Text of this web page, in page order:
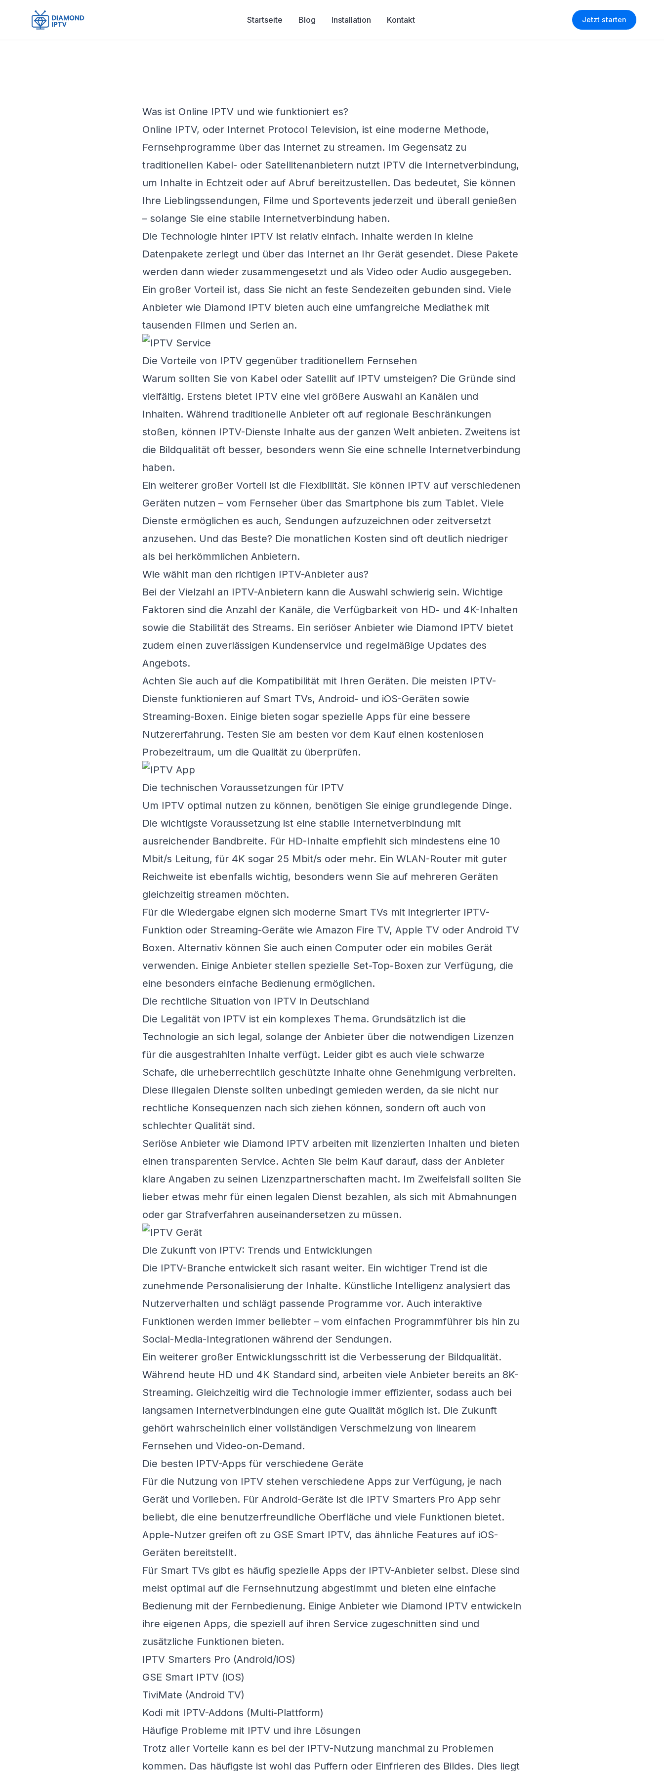
Startseite Blog Installation Kontakt Jetzt starten
Was ist Online IPTV und wie funktioniert es?
Online IPTV, oder Internet Protocol Television, ist eine moderne Methode,
Fernsehprogramme über das Internet zu streamen. Im Gegensatz zu
traditionellen Kabel- oder Satellitenanbietern nutzt IPTV die Internetverbindung,
um Inhalte in Echtzeit oder auf Abruf bereitzustellen. Das bedeutet, Sie können
Ihre Lieblingssendungen, Filme und Sportevents jederzeit und überall genießen
– solange Sie eine stabile Internetverbindung haben.
Die Technologie hinter IPTV ist relativ einfach. Inhalte werden in kleine
Datenpakete zerlegt und über das Internet an Ihr Gerät gesendet. Diese Pakete
werden dann wieder zusammengesetzt und als Video oder Audio ausgegeben.
Ein großer Vorteil ist, dass Sie nicht an feste Sendezeiten gebunden sind. Viele
Anbieter wie Diamond IPTV bieten auch eine umfangreiche Mediathek mit
tausenden Filmen und Serien an.
Die Vorteile von IPTV gegenüber traditionellem Fernsehen
Warum sollten Sie von Kabel oder Satellit auf IPTV umsteigen? Die Gründe sind
vielfältig. Erstens bietet IPTV eine viel größere Auswahl an Kanälen und
Inhalten. Während traditionelle Anbieter oft auf regionale Beschränkungen
stoßen, können IPTV-Dienste Inhalte aus der ganzen Welt anbieten. Zweitens ist
die Bildqualität oft besser, besonders wenn Sie eine schnelle Internetverbindung
haben.
Ein weiterer großer Vorteil ist die Flexibilität. Sie können IPTV auf verschiedenen
Geräten nutzen – vom Fernseher über das Smartphone bis zum Tablet. Viele
Dienste ermöglichen es auch, Sendungen aufzuzeichnen oder zeitversetzt
anzusehen. Und das Beste? Die monatlichen Kosten sind oft deutlich niedriger
als bei herkömmlichen Anbietern.
Wie wählt man den richtigen IPTV-Anbieter aus?
Bei der Vielzahl an IPTV-Anbietern kann die Auswahl schwierig sein. Wichtige
Faktoren sind die Anzahl der Kanäle, die Verfügbarkeit von HD- und 4K-Inhalten
sowie die Stabilität des Streams. Ein seriöser Anbieter wie Diamond IPTV bietet
zudem einen zuverlässigen Kundenservice und regelmäßige Updates des
Angebots.
Achten Sie auch auf die Kompatibilität mit Ihren Geräten. Die meisten IPTV-
Dienste funktionieren auf Smart TVs, Android- und iOS-Geräten sowie
Streaming-Boxen. Einige bieten sogar spezielle Apps für eine bessere
Nutzererfahrung. Testen Sie am besten vor dem Kauf einen kostenlosen
Probezeitraum, um die Qualität zu überprüfen.
Die technischen Voraussetzungen für IPTV
Um IPTV optimal nutzen zu können, benötigen Sie einige grundlegende Dinge.
Die wichtigste Voraussetzung ist eine stabile Internetverbindung mit
ausreichender Bandbreite. Für HD-Inhalte empfiehlt sich mindestens eine 10
Mbit/s Leitung, für 4K sogar 25 Mbit/s oder mehr. Ein WLAN-Router mit guter
Reichweite ist ebenfalls wichtig, besonders wenn Sie auf mehreren Geräten
gleichzeitig streamen möchten.
Für die Wiedergabe eignen sich moderne Smart TVs mit integrierter IPTV-
Funktion oder Streaming-Geräte wie Amazon Fire TV, Apple TV oder Android TV
Boxen. Alternativ können Sie auch einen Computer oder ein mobiles Gerät
verwenden. Einige Anbieter stellen spezielle Set-Top-Boxen zur Verfügung, die
eine besonders einfache Bedienung ermöglichen.
Die rechtliche Situation von IPTV in Deutschland
Die Legalität von IPTV ist ein komplexes Thema. Grundsätzlich ist die
Technologie an sich legal, solange der Anbieter über die notwendigen Lizenzen
für die ausgestrahlten Inhalte verfügt. Leider gibt es auch viele schwarze
Schafe, die urheberrechtlich geschützte Inhalte ohne Genehmigung verbreiten.
Diese illegalen Dienste sollten unbedingt gemieden werden, da sie nicht nur
rechtliche Konsequenzen nach sich ziehen können, sondern oft auch von
schlechter Qualität sind.
Seriöse Anbieter wie Diamond IPTV arbeiten mit lizenzierten Inhalten und bieten
einen transparenten Service. Achten Sie beim Kauf darauf, dass der Anbieter
klare Angaben zu seinen Lizenzpartnerschaften macht. Im Zweifelsfall sollten Sie
lieber etwas mehr für einen legalen Dienst bezahlen, als sich mit Abmahnungen
oder gar Strafverfahren auseinandersetzen zu müssen.
Die Zukunft von IPTV: Trends und Entwicklungen
Die IPTV-Branche entwickelt sich rasant weiter. Ein wichtiger Trend ist die
zunehmende Personalisierung der Inhalte. Künstliche Intelligenz analysiert das
Nutzerverhalten und schlägt passende Programme vor. Auch interaktive
Funktionen werden immer beliebter – vom einfachen Programmführer bis hin zu
Social-Media-Integrationen während der Sendungen.
Ein weiterer großer Entwicklungsschritt ist die Verbesserung der Bildqualität.
Während heute HD und 4K Standard sind, arbeiten viele Anbieter bereits an 8K-
Streaming. Gleichzeitig wird die Technologie immer effizienter, sodass auch bei
langsamen Internetverbindungen eine gute Qualität möglich ist. Die Zukunft
gehört wahrscheinlich einer vollständigen Verschmelzung von linearem
Fernsehen und Video-on-Demand.
Die besten IPTV-Apps für verschiedene Geräte
Für die Nutzung von IPTV stehen verschiedene Apps zur Verfügung, je nach
Gerät und Vorlieben. Für Android-Geräte ist die IPTV Smarters Pro App sehr
beliebt, die eine benutzerfreundliche Oberfläche und viele Funktionen bietet.
Apple-Nutzer greifen oft zu GSE Smart IPTV, das ähnliche Features auf iOS-
Geräten bereitstellt.
Für Smart TVs gibt es häufig spezielle Apps der IPTV-Anbieter selbst. Diese sind
meist optimal auf die Fernsehnutzung abgestimmt und bieten eine einfache
Bedienung mit der Fernbedienung. Einige Anbieter wie Diamond IPTV entwickeln
ihre eigenen Apps, die speziell auf ihren Service zugeschnitten sind und
zusätzliche Funktionen bieten.
IPTV Smarters Pro (Android/iOS)
GSE Smart IPTV (iOS)
TiviMate (Android TV)
Kodi mit IPTV-Addons (Multi-Plattform)
Häufige Probleme mit IPTV und ihre Lösungen
Trotz aller Vorteile kann es bei der IPTV-Nutzung manchmal zu Problemen
kommen. Das häufigste ist wohl das Puffern oder Einfrieren des Bildes. Dies liegt